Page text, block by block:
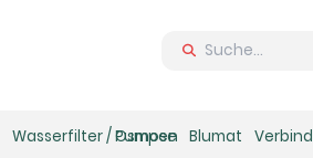
Wasserfilter / Osmose
Pumpen Blumat